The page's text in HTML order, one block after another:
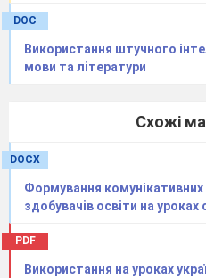
DOC
Використання штучного
мови та літератури
Схожі
DOCX
Формування
здобувачів освіти на уроках
PDF
Використання на уроках